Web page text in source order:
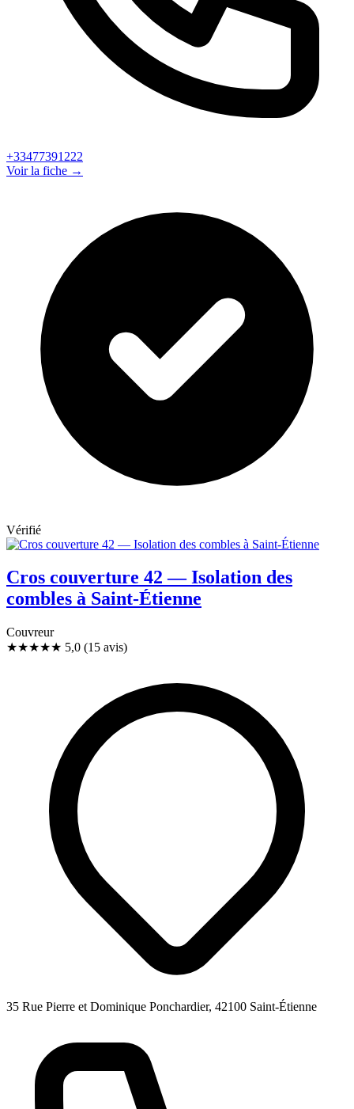
+33477391222
Voir la fiche →
Vérifié
Cros couverture 42 — Isolation des
combles à Saint-Étienne
Couvreur
★★★★★ 5,0 (15 avis)
35 Rue Pierre et Dominique Ponchardier, 42100 Saint-Étienne